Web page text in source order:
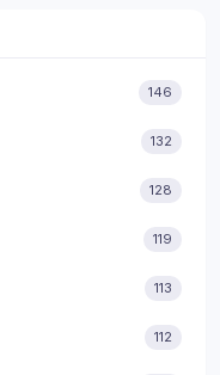
146
132
128
119
113
112